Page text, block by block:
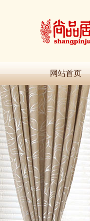
网站首页